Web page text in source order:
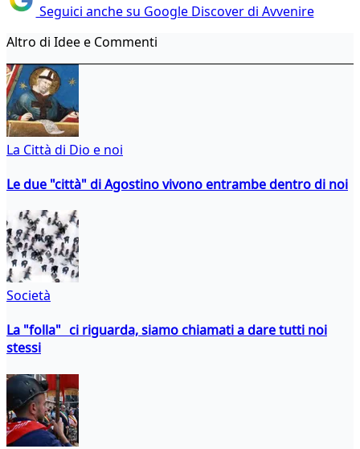
Seguici anche su Google Discover di Avvenire
Altro di Idee e Commenti
La Città di Dio e noi
Le due "città" di Agostino vivono entrambe dentro di noi
Società
La "folla" ci riguarda, siamo chiamati a dare tutti noi
stessi